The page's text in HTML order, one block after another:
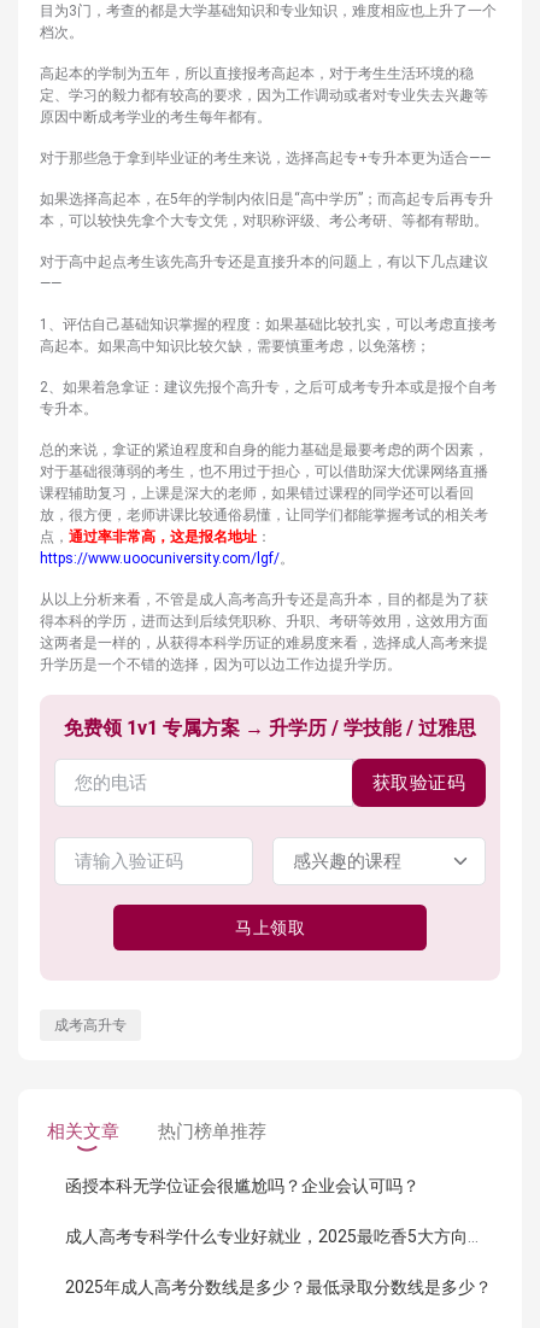
目为3门，考查的都是大学基础知识和专业知识，难度相应也上升了一个
档次。
高起本的学制为五年，所以直接报考高起本，对于考生生活环境的稳
定、学习的毅力都有较高的要求，因为工作调动或者对专业失去兴趣等
原因中断成考学业的考生每年都有。
对于那些急于拿到毕业证的考生来说，选择高起专+专升本更为适合——
如果选择高起本，在5年的学制内依旧是“高中学历”；而高起专后再专升
本，可以较快先拿个大专文凭，对职称评级、考公考研、等都有帮助。
对于高中起点考生该先高升专还是直接升本的问题上，有以下几点建议
——
1、评估自己基础知识掌握的程度：如果基础比较扎实，可以考虑直接考
高起本。如果高中知识比较欠缺，需要慎重考虑，以免落榜；
2、如果着急拿证：建议先报个高升专，之后可成考专升本或是报个自考
专升本。
总的来说，拿证的紧迫程度和自身的能力基础是最要考虑的两个因素，
对于基础很薄弱的考生，也不用过于担心，可以借助深大优课网络直播
课程辅助复习，上课是深大的老师，如果错过课程的同学还可以看回
放，很方便，老师讲课比较通俗易懂，让同学们都能掌握考试的相关考
点， 通过率非常高，这是报名地址 ：
https://www.uoocuniversity.com/lgf/。
从以上分析来看，不管是成人高考高升专还是高升本，目的都是为了获
得本科的学历，进而达到后续凭职称、升职、考研等效用，这效用方面
这两者是一样的，从获得本科学历证的难易度来看，选择成人高考来提
升学历是一个不错的选择，因为可以边工作边提升学历。
免费领 1v1 专属方案 → 升学历 / 学技能 / 过雅思
获取验证码
马上领取
成考高升专
相关文章 热门榜单推荐
函授本科无学位证会很尴尬吗？企业会认可吗？
成人高考专科学什么专业好就业，2025最吃香5大方向曝光！
2025年成人高考分数线是多少？最低录取分数线是多少？